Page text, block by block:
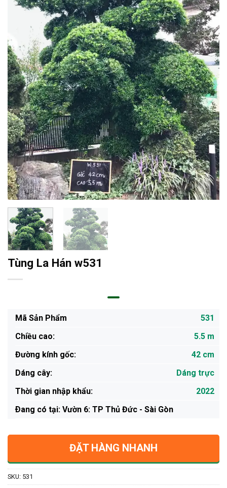
Tùng La Hán w531
Mã Sản Phẩm
531
Chiều cao:
5.5 m
Đường kính gốc:
42 cm
Dáng cây:
Dáng trực
Thời gian nhập khẩu:
2022
Ðang có tại: Vườn 6: TP Thủ Đức - Sài Gòn
ĐẶT HÀNG NHANH
SKU: 531